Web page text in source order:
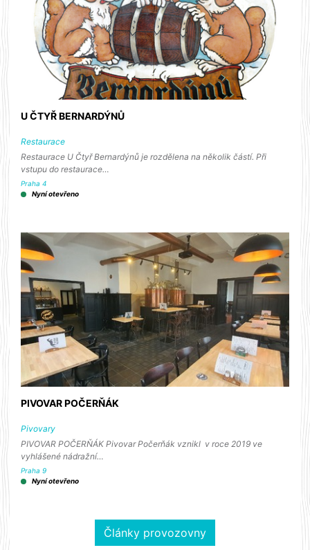
U ČTYŘ BERNARDÝNŮ
Restaurace
Restaurace U Čtyř Bernardýnů je rozdělena na několik částí. Při
vstupu do restaurace…
Praha 4
Nyní otevřeno
PIVOVAR POČERŇÁK
Pivovary
PIVOVAR POČERŇÁK Pivovar Počerňák vznikl v roce 2019 ve
vyhlášené nádražní…
Praha 9
Nyní otevřeno
Články provozovny